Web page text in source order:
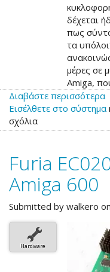
δέχεται
πως
τα
μέρες σε
Amiga,
Διαβάστε περισσότερα
Εισέλθετε στο σύστημα
σχόλια
Furia
Amiga 600
Submitted by walkero
Hardware